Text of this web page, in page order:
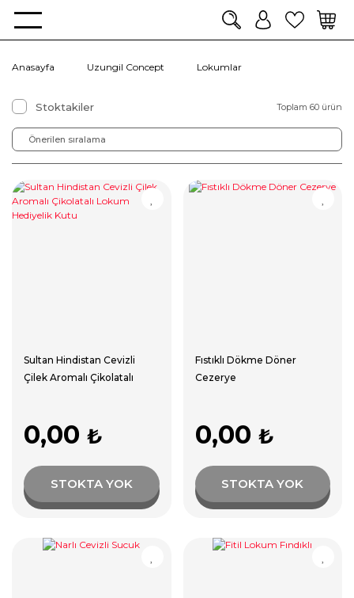
Anasayfa Uzungil Concept Lokumlar
Stoktakiler Toplam 60 ürün
Sultan Hindistan Cevizli
Çilek Aromalı Çikolatalı
0,00 ₺
STOKTA YOK
Fıstıklı Dökme Döner
Cezerye
0,00 ₺
STOKTA YOK